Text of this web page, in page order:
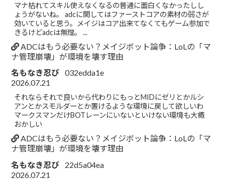
マナ枯れてスキル使えなくなるの普通に面白くなかったしし
ょうがないね。 adcに関してはファーストコアの素材の弱さが
効いていると思う。メイジはコア出来てなくてもゲーム参加で
きるけどadcは無理。 ...
ADCはもう必要ない？メイジボット論争：LoLの「マ
ナ管理崩壊」が環境を壊す理由
名もなき忍び 032edda1e
2026.07.21
それならそれで良いから代わりにもっとMIDにゼリとかルシ
アンとかスモルダーとか置けるような環境に戻して欲しいわ
マークスマンだけBOTレーンにいないといけない環境も大概
おかしい
ADCはもう必要ない？メイジボット論争：LoLの「マ
ナ管理崩壊」が環境を壊す理由
名もなき忍び
22d5a04ea
2026.07.21